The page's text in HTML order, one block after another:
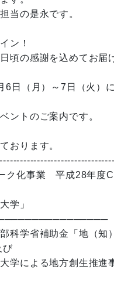
当の是永です。
ン！
頃の感謝を込めてお届
6日（月）～7日（火）
ントのご案内です。
おります。
ク化事業 平成28年度
学」
科学省補助金「地（知
び
大学による地方創生推進